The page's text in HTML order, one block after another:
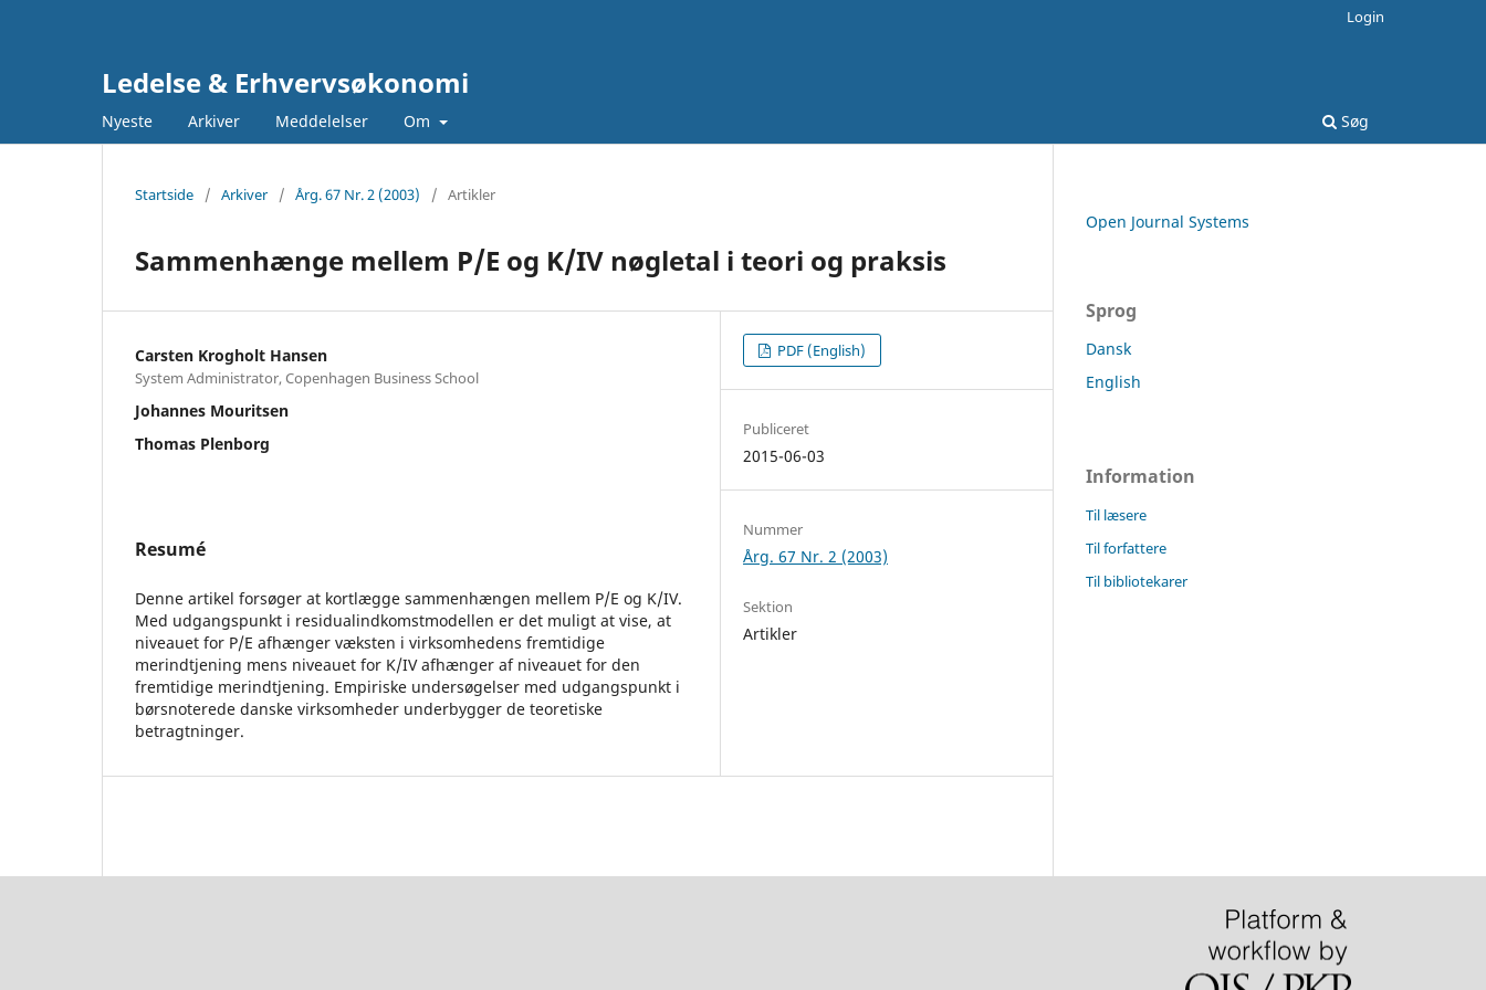
Ledelse & Erhvervsøkonomi
Nyeste Arkiver Meddelelser Om Søg
Login
Startside / Arkiver / Årg. 67 Nr. 2 (2003) / Artikler
Sammenhænge mellem P/E og K/IV nøgletal i teori og praksis
Carsten Krogholt Hansen
System Administrator, Copenhagen Business School
Johannes Mouritsen
Thomas Plenborg
Resumé
Denne artikel forsøger at kortlægge sammenhængen mellem P/E og K/IV.
Med udgangspunkt i residualindkomstmodellen er det muligt at vise, at
niveauet for P/E afhænger væksten i virksomhedens fremtidige
merindtjening mens niveauet for K/IV afhænger af niveauet for den
fremtidige merindtjening. Empiriske undersøgelser med udgangspunkt i
børsnoterede danske virksomheder underbygger de teoretiske
betragtninger.
PDF (English)
Publiceret
2015-06-03
Nummer
Årg. 67 Nr. 2 (2003)
Sektion
Artikler
Open Journal Systems
Sprog
Dansk
English
Information
Til læsere
Til forfattere
Til bibliotekarer